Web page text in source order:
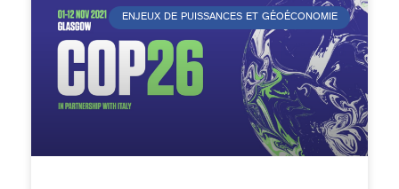
ENJEUX DE PUISSANCES ET GÉOÉCONOMIE